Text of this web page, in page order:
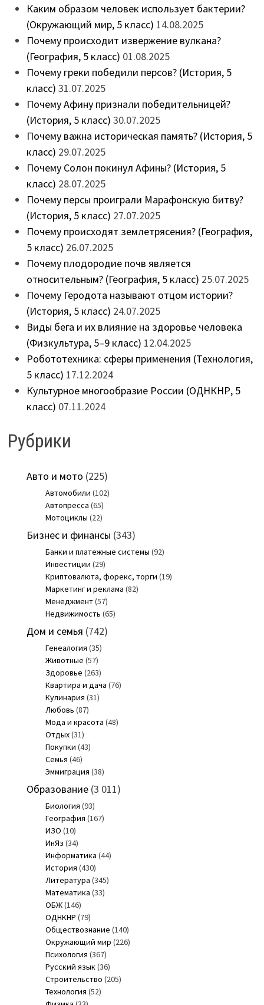
Каким образом человек использует бактерии?
(Окружающий мир, 5 класс) 14.08.2025
Почему происходит извержение вулкана?
(География, 5 класс) 01.08.2025
Почему греки победили персов? (История, 5
класс) 31.07.2025
Почему Афину признали победительницей?
(История, 5 класс) 30.07.2025
Почему важна историческая память? (История, 5
класс) 29.07.2025
Почему Солон покинул Афины? (История, 5
класс) 28.07.2025
Почему персы проиграли Марафонскую битву?
(История, 5 класс) 27.07.2025
Почему происходят землетрясения? (География,
5 класс) 26.07.2025
Почему плодородие почв является
относительным? (География, 5 класс) 25.07.2025
Почему Геродота называют отцом истории?
(История, 5 класс) 24.07.2025
Виды бега и их влияние на здоровье человека
(Физкультура, 5–9 класс) 12.04.2025
Робототехника: сферы применения (Технология,
5 класс) 17.12.2024
Культурное многообразие России (ОДНКНР, 5
класс) 07.11.2024
Рубрики
Авто и мото (225)
Автомобили (102)
Автопресса (65)
Мотоциклы (22)
Бизнес и финансы (343)
Банки и платежные системы (92)
Инвестиции (29)
Криптовалюта, форекс, торги (19)
Маркетинг и реклама (82)
Менеджмент(57)
Недвижимость (65)
Дом и семья (742)
Генеалогия (35)
Животные (57)
Здоровье (263)
Квартира и дача (76)
Кулинария (31)
Любовь (87)
Мода и красота (48)
Отдых(31)
Покупки (43)
Семья (46)
Эммиграция (38)
Образование(3 011)
Биология (93)
География (167)
ИЗО (10)
ИнЯз (34)
Информатика (44)
История (430)
Литература (345)
Математика (33)
ОБЖ(146)
ОДНКНР (79)
Обществознание (140)
Окружающий мир (226)
Психология (367)
Русский язык(36)
Строительство (205)
Технология (52)